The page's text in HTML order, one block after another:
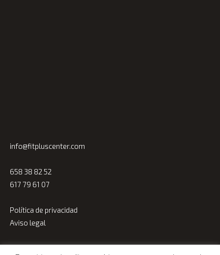
info@fitpluscenter.com
658 38 82 52
617 79 61 07
Política de privacidad
Aviso legal